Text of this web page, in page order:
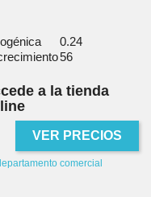
0.24
56
a la tienda
VER PRECIOS
comercial